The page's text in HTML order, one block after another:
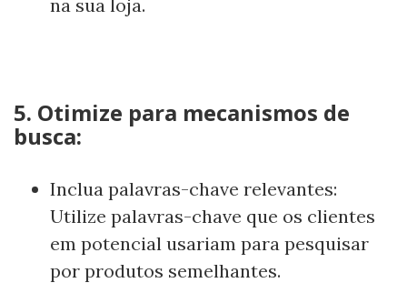
na sua loja.
5. Otimize para mecanismos de
busca:
Inclua palavras-chave relevantes:
Utilize palavras-chave que os clientes
em potencial usariam para pesquisar
por produtos semelhantes.